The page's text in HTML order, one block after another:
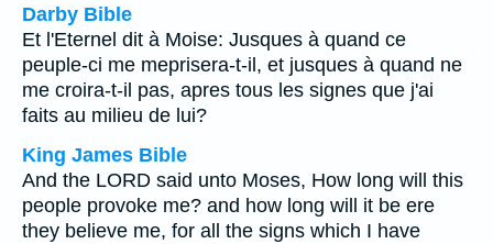
Darby Bible
Et l'Eternel dit à Moise: Jusques à quand ce
peuple-ci me meprisera-t-il, et jusques à quand ne
me croira-t-il pas, apres tous les signes que j'ai
faits au milieu de lui?
King James Bible
And the LORD said unto Moses, How long will this
people provoke me? and how long will it be ere
they believe me, for all the signs which I have